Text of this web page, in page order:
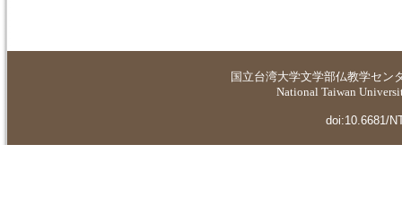
国立台湾大学文学部仏教学セン
National Taiwan
doi:10.6681/